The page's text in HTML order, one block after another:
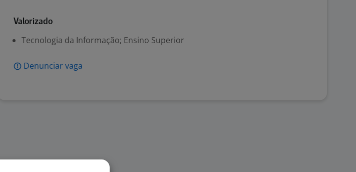
Valorizado
Tecnologia da Informação; Ensino Superior
Denunciar vaga